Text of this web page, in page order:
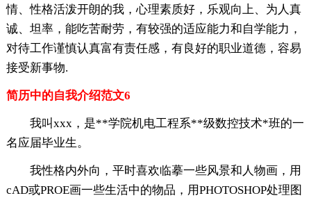
情、性格活泼开朗的我，心理素质好，乐观向上、为人真
诚、坦率，能吃苦耐劳，有较强的适应能力和自学能力，
对待工作谨慎认真富有责任感，有良好的职业道德，容易
接受新事物.
简历中的自我介绍范文6
我叫xxx，是**学院机电工程系**级数控技术*班的一
名应届毕业生。
我性格内外向，平时喜欢临摹一些风景和人物画，用
cAD或PROE画一些生活中的物品，用PHOTOSHOP处理图